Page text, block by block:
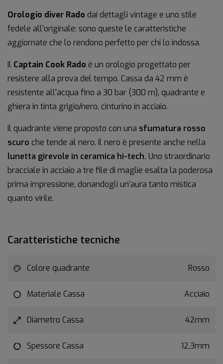
Orologio diver Rado dai dettagli vintage e uno stile
fedele all'originale: sono queste le caratteristiche
aggiornate che lo rendono perfetto per chi lo indossa.
Il Captain Cook Rado è un orologio progettato per
resistere alla prova del tempo. Cassa da 42 mm è
resistente all'acqua fino a 30 bar (300 m), quadrante e
ghiera in tinta grigio/nero, cinturino in acciaio.
Il quadrante viene proposto con una sfumatura rosso
scuro che tende al nero. Il nero è presente anche nella
lunetta girevole in ceramica hi-tech. Uno straordinario
bracciale in acciaio a tre file di maglie esalta la poderosa
prima impressione, donandogli un’aura tanto mistica
quanto virile.
Caratteristiche tecniche
Colore quadrante Rosso
Materiale Cassa Acciaio
Diametro Cassa 42mm
Spessore Cassa 12,3mm